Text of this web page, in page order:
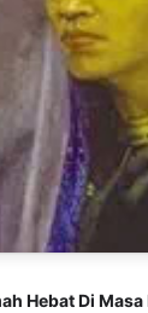
Hebat Di